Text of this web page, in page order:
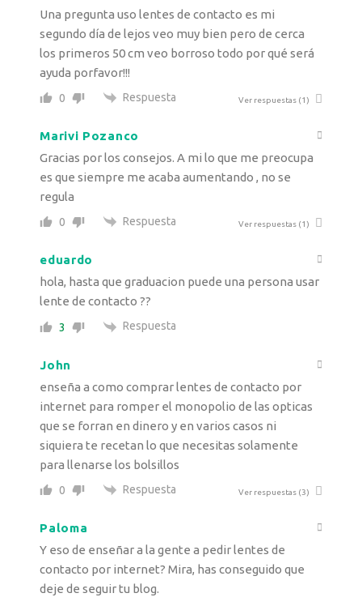
Una pregunta uso lentes de contacto es mi
segundo día de lejos veo muy bien pero de cerca
los primeros 50 cm veo borroso todo por qué será
ayuda porfavor!!!
0 Respuesta Ver respuestas (1)
Marivi Pozanco
Gracias por los consejos. A mi lo que me preocupa
es que siempre me acaba aumentando , no se
regula
0 Respuesta Ver respuestas (1)
eduardo
hola, hasta que graduacion puede una persona usar
lente de contacto ??
3 Respuesta
John
enseña a como comprar lentes de contacto por
internet para romper el monopolio de las opticas
que se forran en dinero y en varios casos ni
siquiera te recetan lo que necesitas solamente
para llenarse los bolsillos
0 Respuesta Ver respuestas (3)
Paloma
Y eso de enseñar a la gente a pedir lentes de
contacto por internet? Mira, has conseguido que
deje de seguir tu blog.